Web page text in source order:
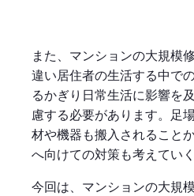
また、マンションの大規模
違い居住者の生活する中で
るかぎり日常生活に影響を
慮する必要があります。足
材や機器も搬入されること
へ向けての対策も考えてい
今回は、マンションの大規